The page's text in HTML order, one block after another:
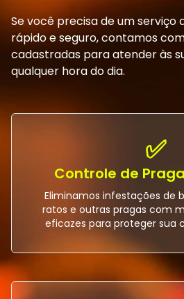
Se você precisa de um serviço
rápido e seguro, contamos
cadastradas para atender às
qualquer hora do dia.
✅
Controle de
Eliminamos infestações de
ratos e outras pragas com
eficazes para proteger sua